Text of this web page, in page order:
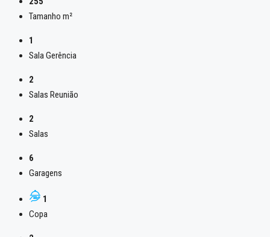
Tamanho m²
1
Sala Gerência
2
Salas Reunião
2
Salas
6
Garagens
1
Copa